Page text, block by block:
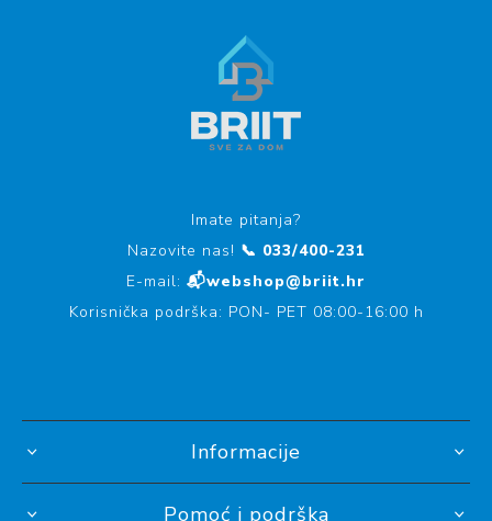
Imate pitanja?
Nazovite nas! 📞 033/400-231
E-mail: 📬webshop@briit.hr
Korisnička podrška: PON- PET 08:00-16:00 h
Informacije
Pomoć i podrška